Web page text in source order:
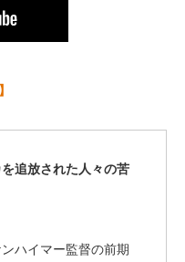
追放された人々の苦
ハイマー監督の前期